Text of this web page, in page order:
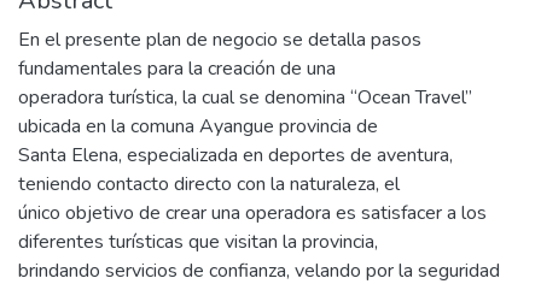
En el presente plan de negocio se detalla pasos
fundamentales para la creación de una
operadora turística, la cual se denomina “Ocean Travel”
ubicada en la comuna Ayangue provincia de
Santa Elena, especializada en deportes de aventura,
teniendo contacto directo con la naturaleza, el
único objetivo de crear una operadora es satisfacer a los
diferentes turísticas que visitan la provincia,
brindando servicios de confianza, velando por la seguridad